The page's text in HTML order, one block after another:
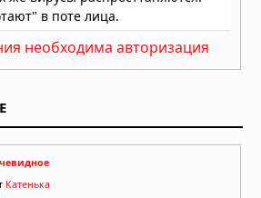
необходима авторизация
Катенька